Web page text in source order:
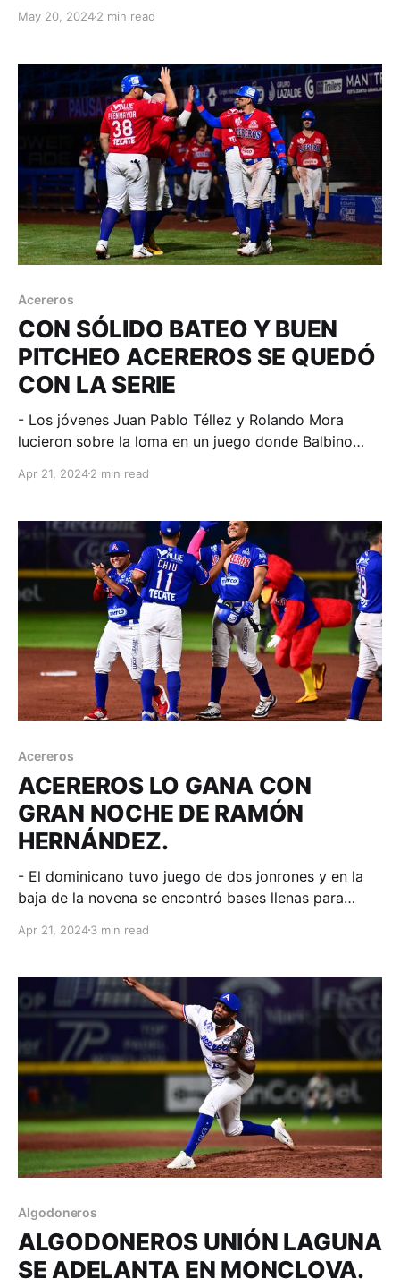
Sierra produjo las dos anotaciones. Torreón,
único juego programado en la jornada
May 20, 20242 min read
Acereros
CON SÓLIDO BATEO Y BUEN
PITCHEO ACEREROS SE QUEDÓ
CON LA SERIE
- Los jóvenes Juan Pablo Téllez y Rolando Mora
lucieron sobre la loma en un juego donde Balbino
Hernández la volvió a botar. Monclova, Coahuila; 21
Monclova tuvieron una semana de 4 victorias y
ganaron las
Apr 21, 20242 min read
Acereros
ACEREROS LO GANA CON
GRAN NOCHE DE RAMÓN
HERNÁNDEZ.
- El dominicano tuvo juego de dos jonrones y en la
baja de la novena se encontró bases llenas para
Coahuila; 20 de abril. Acereros - Comunicación.
logró remontar un juego que se
Apr 21, 20243 min read
Algodoneros
ALGODONEROS UNIÓN LAGUNA
SE ADELANTA EN MONCLOVA.